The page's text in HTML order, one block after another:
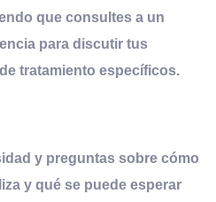
que consultes a un
para discutir tus
tratamiento específicos.
y preguntas sobre cómo
y qué se puede esperar